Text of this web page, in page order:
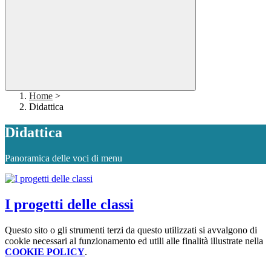
Home >
Didattica
Didattica
Panoramica delle voci di menu
I progetti delle classi
Questo sito o gli strumenti terzi da questo utilizzati si avvalgono di
cookie necessari al funzionamento ed utili alle finalità illustrate nella
COOKIE POLICY.